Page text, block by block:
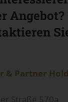
Angebot?
& Partner
Straße 570a